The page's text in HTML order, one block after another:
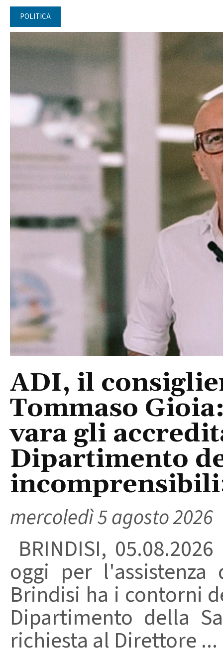
POLITICA
ADI, il
Tommaso
vara gli
Dipartimento
mercoledì 5 agosto 2026
BRINDISI,
oggi per
Brindisi ha i contorni
Dipartimento della
richiesta al Direttore ...